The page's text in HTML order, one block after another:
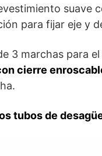
suave
para fijar eje y
3 marchas para
cierre
tubos de